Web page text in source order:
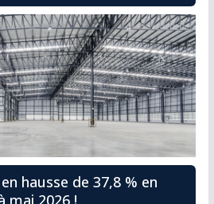
hausse de 37,8 % en
mai 2026 !